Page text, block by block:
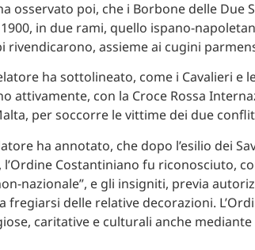
osservato poi, che i Borbone delle Due
in due rami, quello ispano-
rivendicarono, assieme ai cugini
ha sottolineato, come i Cavalieri e
attivamente, con la Croce Rossa
per soccorre le vittime dei due
ha annotato, che dopo l’esilio dei
l’Ordine Costantiniano fu riconosciuto,
nazionale”, e gli insigniti, previa
fregiarsi delle relative decorazioni.
caritative e culturali anche